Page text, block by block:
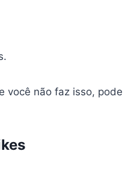
você não faz isso, pode